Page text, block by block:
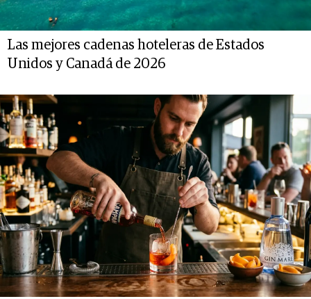
Las mejores cadenas hoteleras de Estados
Unidos y Canadá de 2026